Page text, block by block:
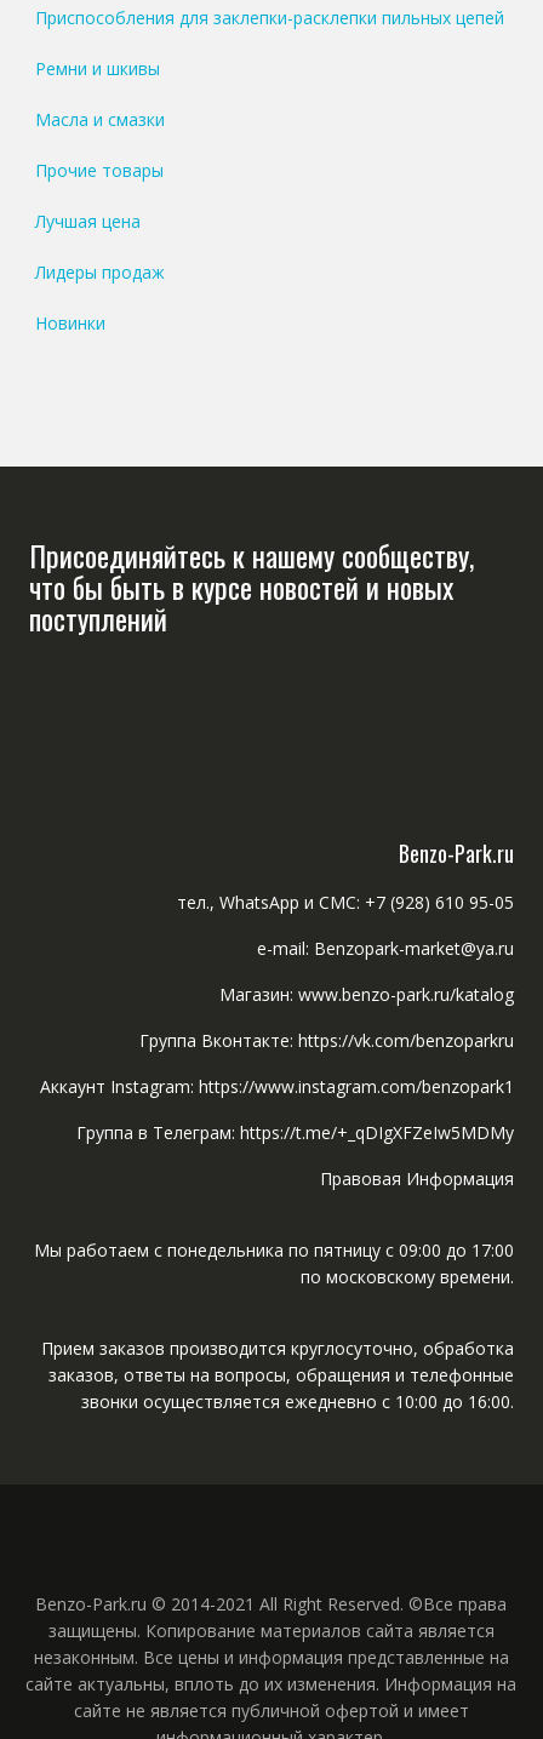
Приспособления для заклепки-расклепки пильных цепей
Ремни и шкивы
Масла и смазки
Прочие товары
Лучшая цена
Лидеры продаж
Новинки
Присоединяйтесь к нашему сообществу,
что бы быть в курсе новостей и новых
поступлений
Benzo-Park.ru
тел., WhatsApp и СМС: +7 (928) 610 95-05
e-mail: Benzopark-market@ya.ru
Магазин: www.benzo-park.ru/katalog
Группа Вконтакте: https://vk.com/benzoparkru
Аккаунт Instagram: https://www.instagram.com/benzopark1
Группа в Телеграм: https://t.me/+_qDIgXFZeIw5MDMy
Правовая Информация
Мы работаем с понедельника по пятницу с 09:00 до 17:00
по московскому времени.
Прием заказов производится круглосуточно, обработка
заказов, ответы на вопросы, обращения и телефонные
звонки осуществляется ежедневно с 10:00 до 16:00.
Benzo-Park.ru © 2014-2021 All Right Reserved. ©Все права
защищены. Копирование материалов сайта является
незаконным. Все цены и информация представленные на
сайте актуальны, вплоть до их изменения. Информация на
сайте не является публичной офертой и имеет